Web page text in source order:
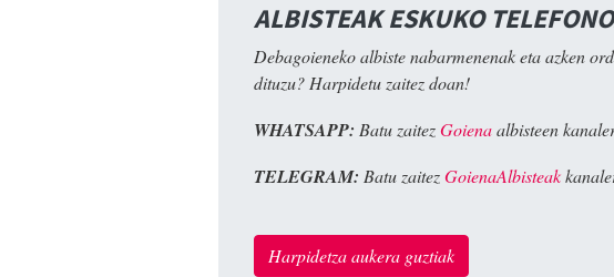
ALBISTEAK ESKUKO
Debagoieneko albiste nabarmenenak eta azken
dituzu? Harpidetu zaitez doan!
WHATSAPP: Batu zaitezGoienaalbisteen
TELEGRAM: Batu zaitezGoienaAlbisteak
Harpidetza aukera guztiak